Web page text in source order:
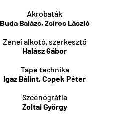
Akrobaták
Buda Balázs, Zsíros László
Zenei alkotó, szerkesztő
Halász Gábor
Tape technika
Igaz Bálint, Copek Péter
Szcenográfia
Zoltai György